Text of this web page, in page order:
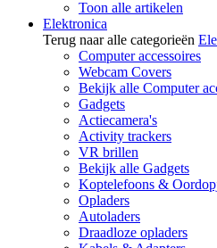
Toon alle artikelen
Elektronica
Terug naar alle categorieën
Computer accessoires
Webcam Covers
Bekijk alle Computer
Gadgets
Actiecamera's
Activity trackers
VR brillen
Bekijk alle Gadgets
Koptelefoons &
Opladers
Autoladers
Draadloze opladers